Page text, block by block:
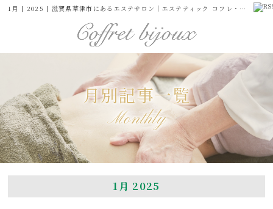
1月 | 2025 | 滋賀県草津市にあるエステサロン｜エステティック コフレ・ビジュー｜公式サイト-グリーンピール認定サロン | Page 2
月別記事一覧
Monthly
1月 2025